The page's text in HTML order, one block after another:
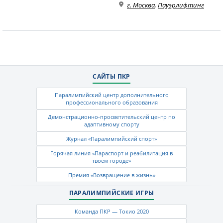
г. Москва, Пауэрлифтинг
САЙТЫ ПКР
Паралимпийский центр дополнительного
профессионального образования
Демонстрационно-просветительский центр по
адаптивному спорту
Журнал «Паралимпийский спорт»
Горячая линия «Параспорт и реабилитация в
твоем городе»
Премия «Возвращение в жизнь»
ПАРАЛИМПИЙСКИЕ ИГРЫ
Команда ПКР — Токио 2020